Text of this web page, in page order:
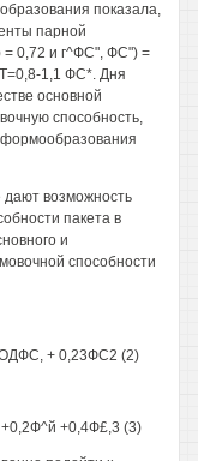
показала,
парной
0,72 и г^ФС", ФС") =
1,1 ФС*. Дня
основной
способность,
дают возможность
пакета в
и
способности
ОДФС, + 0,23ФС2 (2)
+0,4Ф£,3 (3)